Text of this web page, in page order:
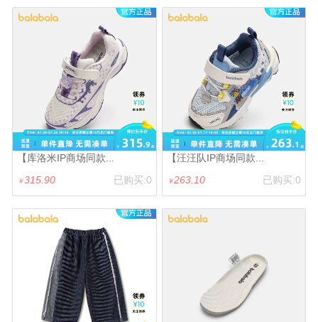
【库洛米IP商场同款...
已购买:0
￥315.90
【汪汪队IP商场同款...
已购买:0
￥263.10